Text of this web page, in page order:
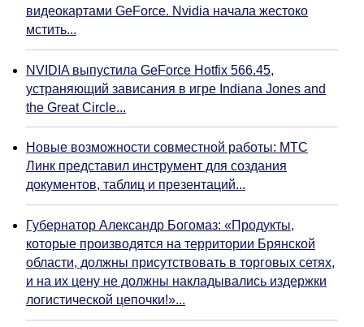
видеокартами GeForce. Nvidia начала жестоко
мстить...
NVIDIA выпустила GeForce Hotfix 566.45,
устраняющий зависания в игре Indiana Jones and
the Great Circle...
Новые возможности совместной работы: МТС
Линк представил инструмент для создания
документов, таблиц и презентаций...
Губернатор Александр Богомаз: «Продукты,
которые производятся на территории Брянской
области, должны присутствовать в торговых сетях,
и на их цену не должны накладывались издержки
логистической цепочки!»...